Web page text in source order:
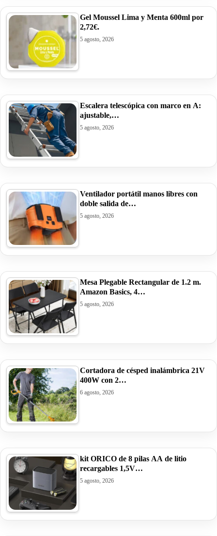
Gel Moussel Lima y Menta 600ml por
2,72€.
5 agosto, 2026
Escalera telescópica con marco en A:
ajustable,…
5 agosto, 2026
Ventilador portátil manos libres con
doble salida de…
5 agosto, 2026
Mesa Plegable Rectangular de 1.2 m.
Amazon Basics, 4…
5 agosto, 2026
Cortadora de césped inalámbrica 21V
400W con 2…
6 agosto, 2026
kit ORICO de 8 pilas AA de litio
recargables 1,5V…
5 agosto, 2026